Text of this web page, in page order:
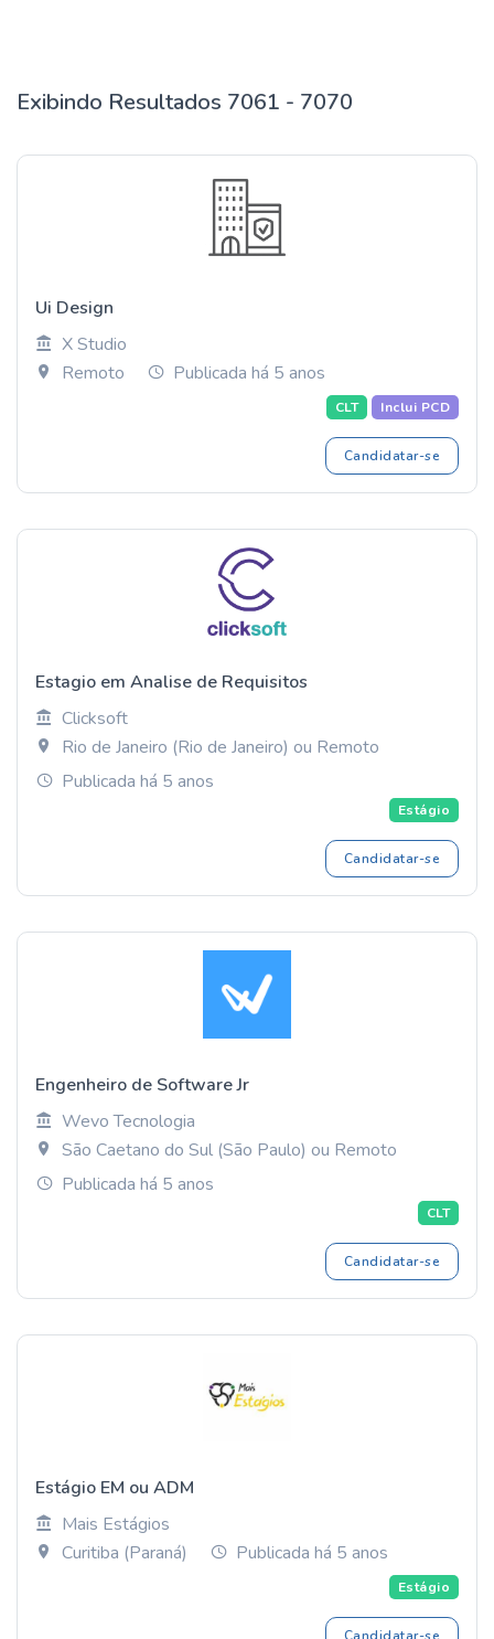
Exibindo Resultados 7061 - 7070
Ui Design
X Studio
Remoto
Publicada há 5 anos
CLT Inclui PCD
Candidatar-se
Estagio em Analise de Requisitos
Clicksoft
Rio de Janeiro (Rio de Janeiro) ou Remoto
Publicada há 5 anos
Estágio
Candidatar-se
Engenheiro de Software Jr
Wevo Tecnologia
São Caetano do Sul (São Paulo) ou Remoto
Publicada há 5 anos
CLT
Candidatar-se
Estágio EM ou ADM
Mais Estágios
Curitiba (Paraná)
Publicada há 5 anos
Estágio